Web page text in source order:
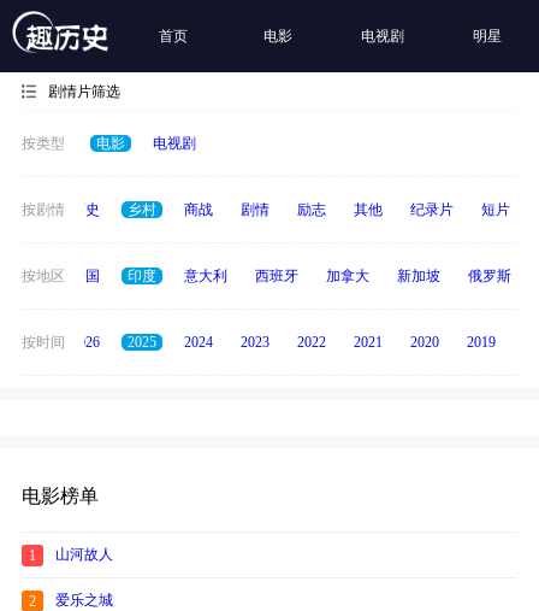
首页 电影 电视剧 明星
剧情片筛选
按类型 电影 电视剧
按剧情
奇幻 历史 乡村 商战 剧情 励志 其他 纪录片 短片
按地区
德国 泰国 印度 意大利 西班牙 加拿大 新加坡 俄罗斯
按时间
全部 2026 2025 2024 2023 2022 2021 2020 2019
电影榜单
1 山河故人
2 爱乐之城